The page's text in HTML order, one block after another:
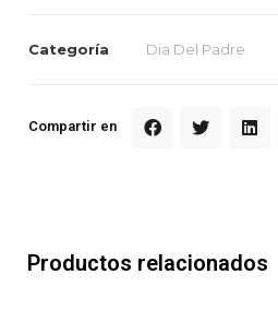
Categoría Dia Del Padre
Compartir en
Productos relacionados